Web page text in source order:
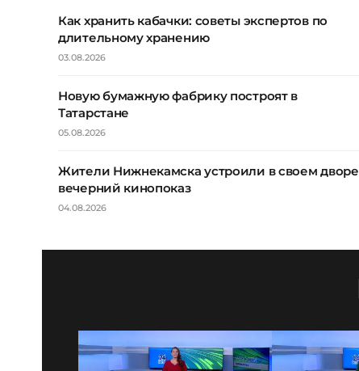
Как хранить кабачки: советы экспертов по
длительному хранению
03.08.2026
Новую бумажную фабрику построят в
Татарстане
05.08.2026
Жители Нижнекамска устроили в своем дворе
вечерний кинопоказ
04.08.2026